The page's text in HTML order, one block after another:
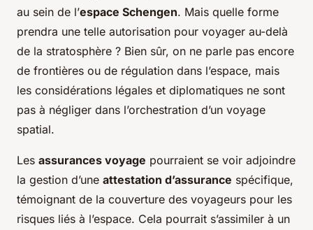
au sein de l’espace Schengen. Mais quelle forme
prendra une telle autorisation pour voyager au-delà
de la stratosphère ? Bien sûr, on ne parle pas encore
de frontières ou de régulation dans l’espace, mais
les considérations légales et diplomatiques ne sont
pas à négliger dans l’orchestration d’un voyage
spatial.
Les assurances voyage pourraient se voir adjoindre
la gestion d’une attestation d’assurance spécifique,
témoignant de la couverture des voyageurs pour les
risques liés à l’espace. Cela pourrait s’assimiler à un